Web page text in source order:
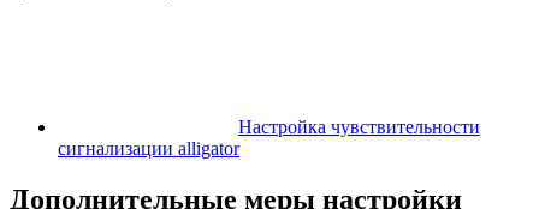
Настройка чувствительности
сигнализации alligator
Дополнительные меры настройки